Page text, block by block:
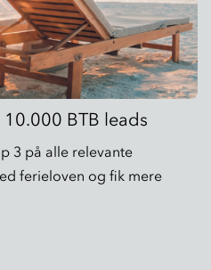
BTB leads
3 på alle relevante
ferieloven og fik mere